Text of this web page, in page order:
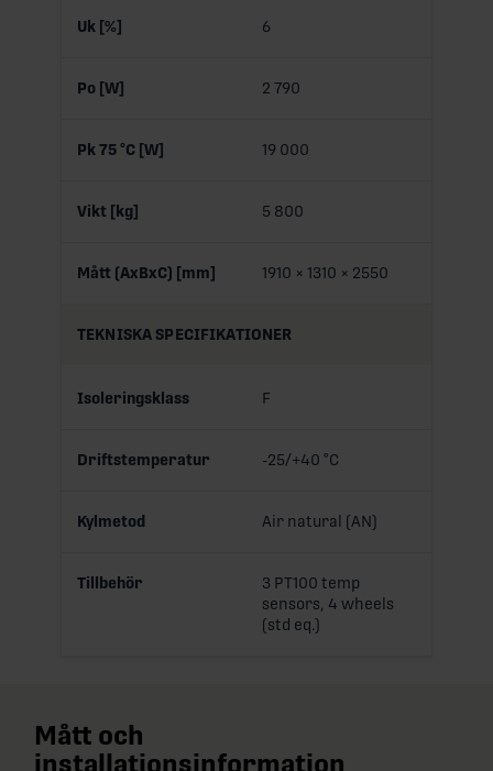
Uk [%] 6
Po [W] 2 790
Pk 75 °C [W] 19 000
Vikt [kg] 5 800
Mått (AxBxC) [mm] 1910 × 1310 × 2550
TEKNISKA SPECIFIKATIONER
Isoleringsklass F
Driftstemperatur -25/+40 °C
Kylmetod Air natural (AN)
Tillbehör
3 PT100 temp
sensors, 4 wheels
(std eq.)
Mått och
installationsinformation